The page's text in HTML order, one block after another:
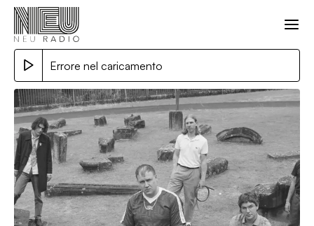
Errore nel caricamento